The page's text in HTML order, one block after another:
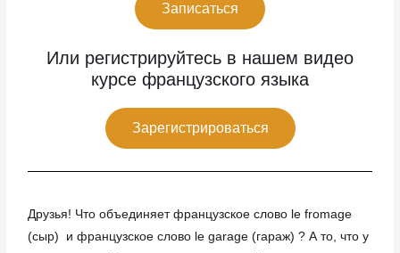
Записаться
Или регистрируйтесь в нашем видео
курсе французского языка
Зарегистрироваться
Друзья! Что объединяет французское слово le fromage
(сыр) и французское слово le garage (гараж) ? А то, что у